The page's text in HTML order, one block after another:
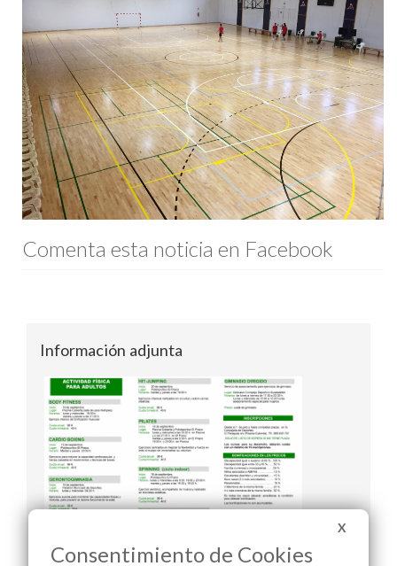
Comenta esta noticia en Facebook
Información adjunta
X
Consentimiento de Cookies